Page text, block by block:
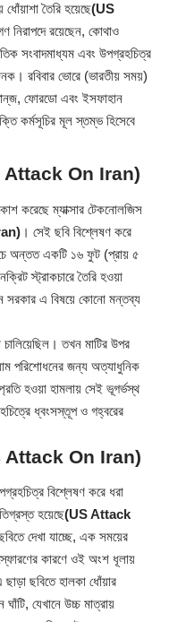
তৈরি হয়েছে(US
নিরাপদে রয়েছেন, কোথাও
সংবাদমাধ্যম এবং উপগ্রহচিত্র
রবিবার ভোরে (ভারতীয় সময়)
ফোরডো এবং ইসফাহান
কর্মসূচির মূল স্তম্ভ হিসেবে
Attack On Iran)
করেছে ম্যাক্সার টেকনোলজিস
। সেই ছবি বিশ্লেষণ করে
অন্তত একটি ১৬ ফুট (প্রায় ৫
স্ট্রাকচারে তৈরি হওয়া
সরকার এ বিষয়ে কোনো মন্তব্য
তখন মাটির উপর
পরিশোধনের জন্য অত্যাধুনিক
হওয়া হামলায় সেই ভূগর্ভস্থ
ধ্বংসস্তূপ ও গহ্বরের
Attack On Iran)
বিশ্লেষণ করে ধরা
হয়েছে(US Attack
দেখা যাচ্ছে, এক সময়ের
কারণে ওই অংশ ধূলায়
ছবিতে হালকা ধোঁয়ার
যেখানে উচ্চ মাত্রায়